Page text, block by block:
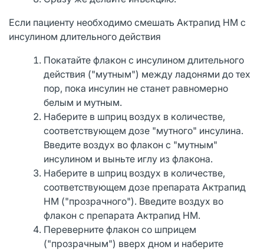
Если пациенту необходимо смешать Актрапид НМ с
инсулином длительного действия
Покатайте флакон с инсулином длительного
действия ("мутным") между ладонями до тех
пор, пока инсулин не станет равномерно
белым и мутным.
Наберите в шприц воздух в количестве,
соответствующем дозе "мутного" инсулина.
Введите воздух во флакон с "мутным"
инсулином и выньте иглу из флакона.
Наберите в шприц воздух в количестве,
соответствующем дозе препарата Актрапид
НМ ("прозрачного"). Введите воздух во
флакон с препарата Актрапид НМ.
Переверните флакон со шприцем
("прозрачным") вверх дном и наберите